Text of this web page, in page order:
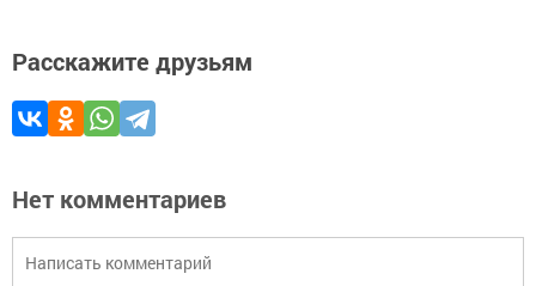
Расскажите друзьям
Нет комментариев